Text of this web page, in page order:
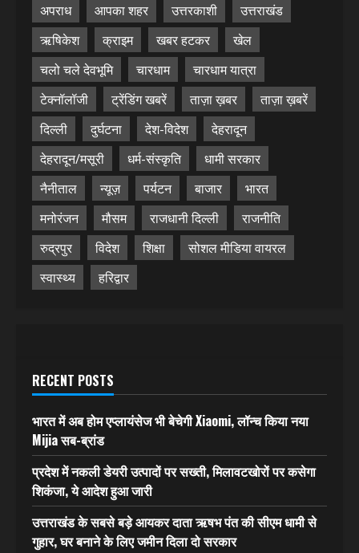
अपराध
आपका शहर उत्तरकाशी
उत्तराखंड
ऋषिकेश
क्राइम खबर हटकर
खेल
चलो चले देवभूमि
चारधाम
चारधाम यात्रा
टेक्नॉलॉजी
ट्रेंडिंग खबरें ताज़ा ख़बर
ताज़ा ख़बरें
दिल्ली
दुर्घटना देश-विदेश
देहरादून
देहरादून/मसूरी
धर्म-संस्कृति
धामी सरकार
नैनीताल
न्यूज़ पर्यटन बाजार
भारत
मनोरंजन
मौसम राजधानी दिल्ली
राजनीति
रुद्रपुर
विदेश शिक्षा
सोशल मीडिया वायरल
स्वास्थ्य
हरिद्वार
RECENT POSTS
भारत में अब होम एप्लायंसेज भी बेचेगी Xiaomi, लॉन्च किया नया
Mijia सब-ब्रांड
प्रदेश में नकली डेयरी उत्पादों पर सख्ती, मिलावटखोरों पर कसेगा
शिकंजा, ये आदेश हुआ जारी
उत्तराखंड के सबसे बड़े आयकर दाता ऋषभ पंत की सीएम धामी से
गुहार, घर बनाने के लिए जमीन दिला दो सरकार